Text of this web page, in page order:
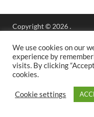
Copyright © 2026.
We use cookies on our
experience by
visits. By clicking
cookies.
Cookie settings